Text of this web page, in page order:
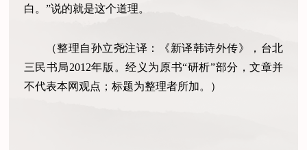
白。”说的就是这个道理。
（整理自孙立尧注译：《新译韩诗外传》，台北
三民书局2012年版。经义为原书“研析”部分，文章并
不代表本网观点；标题为整理者所加。）